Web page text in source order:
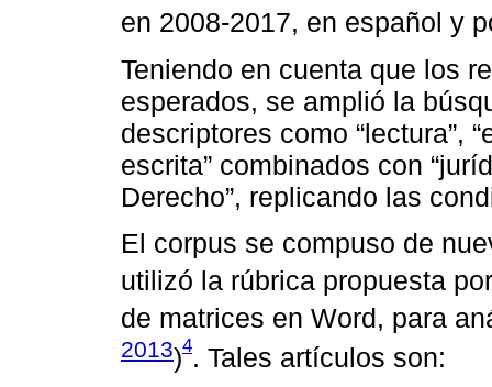
en 2008-2017, en español y
Teniendo en cuenta que los
esperados, se amplió la
descriptores como “lectura”,
escrita” combinados con
Derecho”, replicando las
El corpus se compuso de
utilizó la rúbrica propuesta
de matrices en Word, para
2013)4. Tales artículos son: